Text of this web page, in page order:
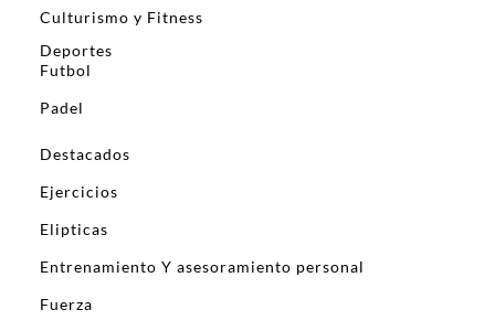
Culturismo y Fitness
Deportes
Futbol
Padel
Destacados
Ejercicios
Elipticas
Entrenamiento Y asesoramiento personal
Fuerza